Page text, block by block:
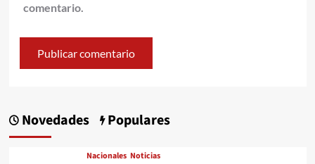
comentario.
Novedades Populares
Nacionales Noticias